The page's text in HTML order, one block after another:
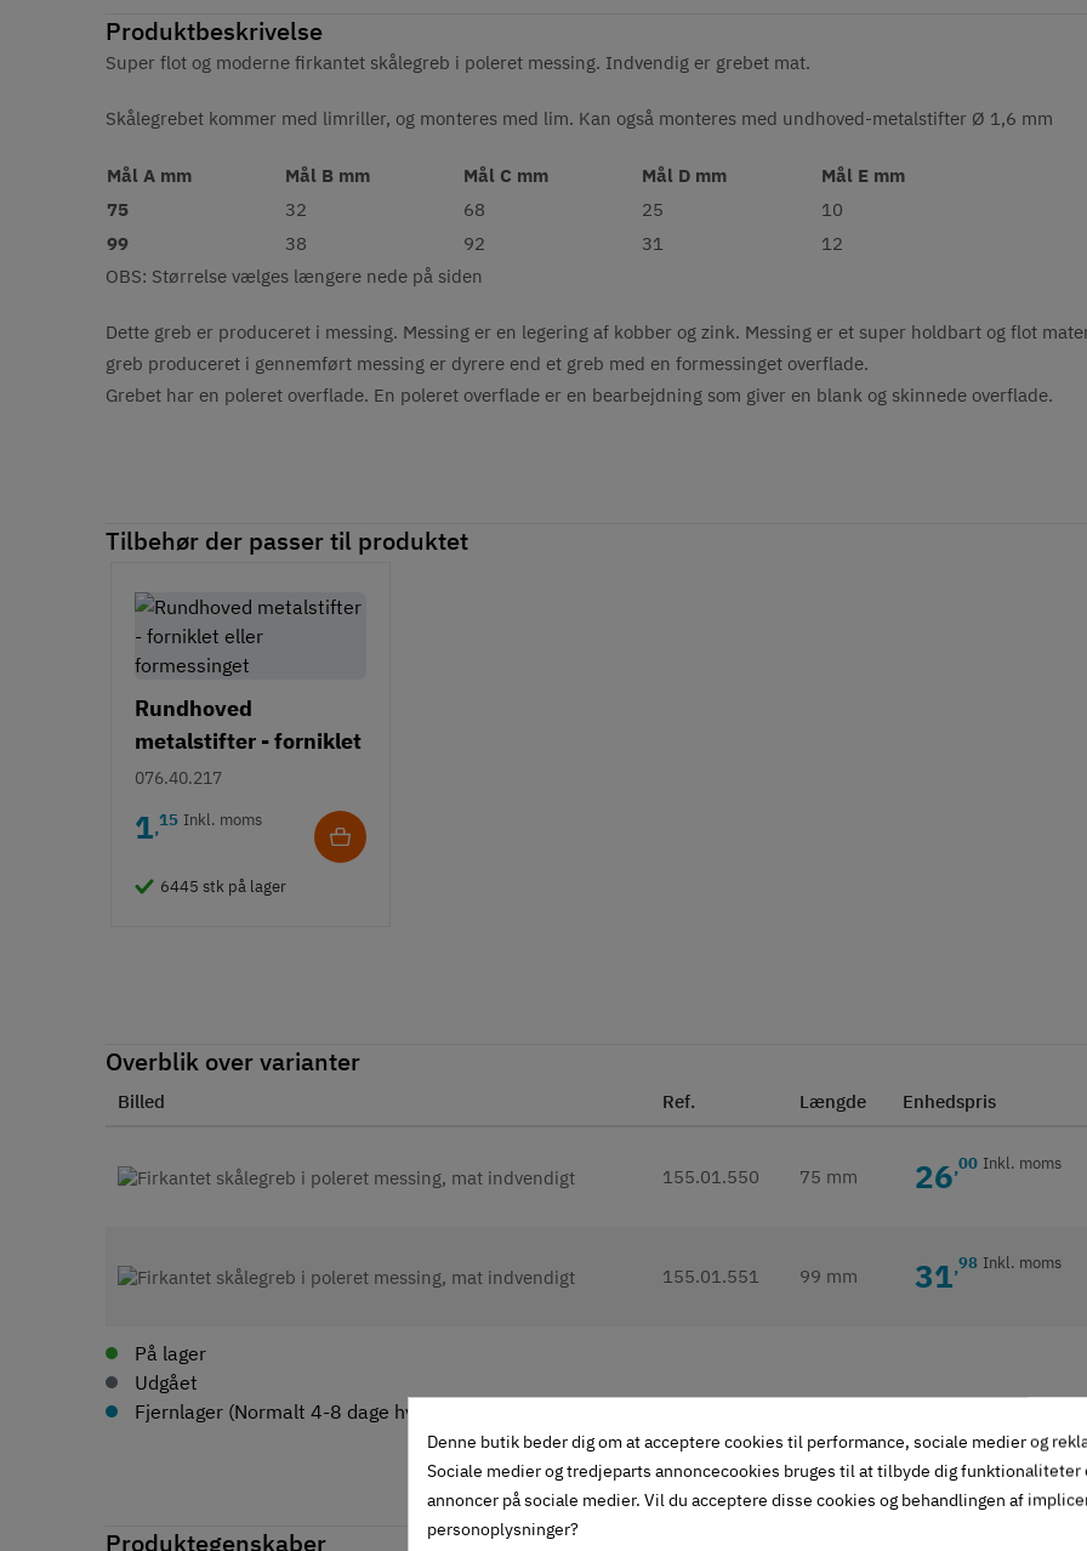
Produktbeskrivelse
Super flot og moderne firkantet skålegreb i poleret messing. Indvendig er grebet mat.
Skålegrebet kommer med limriller, og monteres med lim. Kan også monteres med undhoved-metalstifter Ø 1,6 mm
Mål A mm Mål B mm Mål C mm Mål D mm
Mål E mm
75
32 68 25
10
99
38 92 31
12
OBS: Størrelse vælges længere nede på siden
Dette greb er produceret i messing. Messing er en legering af kobber og zink. Messing er et super holdbart og flot
greb produceret i gennemført messing er dyrere end et greb med en formessinget overflade.
Grebet har en poleret overflade. En poleret overflade er en bearbejdning som giver en blank og skinnede overflade.
Tilbehør der passer til produktet
Rundhoved
metalstifter - forniklet
eller formessinget
076.40.217
1,15 Inkl. moms
6445 stk på lager
Overblik over varianter
Billed Ref. Længde Enhedspris
155.01.550 75 mm 26,00 Inkl. moms
155.01.551 99 mm 31,98 Inkl. moms
På lager
Udgået
Fjernlager (Normalt 4-8 dage hvis ikke andet angivet i beskrivelse)
Produktegenskaber
Denne butik beder dig om at acceptere cookies til performance, sociale medier og
Sociale medier og tredjeparts annoncecookies bruges til at tilbyde dig funktionaliteter
annoncer på sociale medier. Vil du acceptere disse cookies og behandlingen af
personoplysninger?